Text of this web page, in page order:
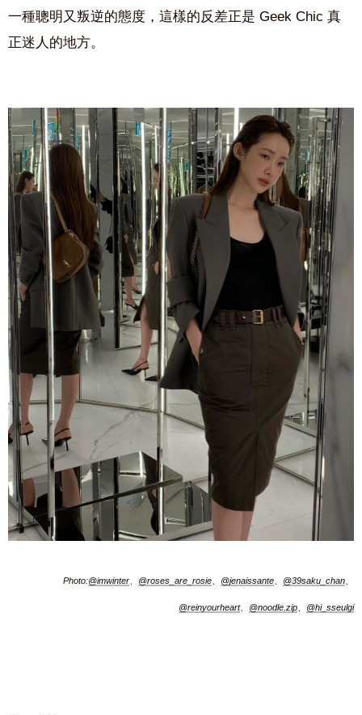
一種聰明又叛逆的態度，這樣的反差正是 Geek Chic 真
正迷人的地方。
Photo:@imwinter @roses_are_rosie @jenaissante @39saku_chan
@reinyourheart、 @noodle.zip @hi_sseulgi